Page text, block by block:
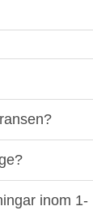
inom 1-